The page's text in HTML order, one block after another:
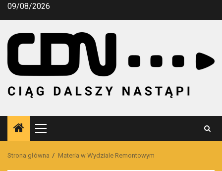
Przejdź
09/08/2026
Menu
główne
Strona główna Materia w Wydziale Remontowym